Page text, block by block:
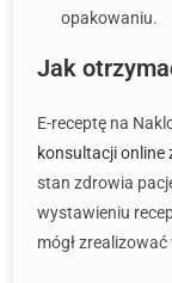
opakowaniu.
Jak
E-receptę na
konsultacji online
stan zdrowia
wystawieniu
mógł